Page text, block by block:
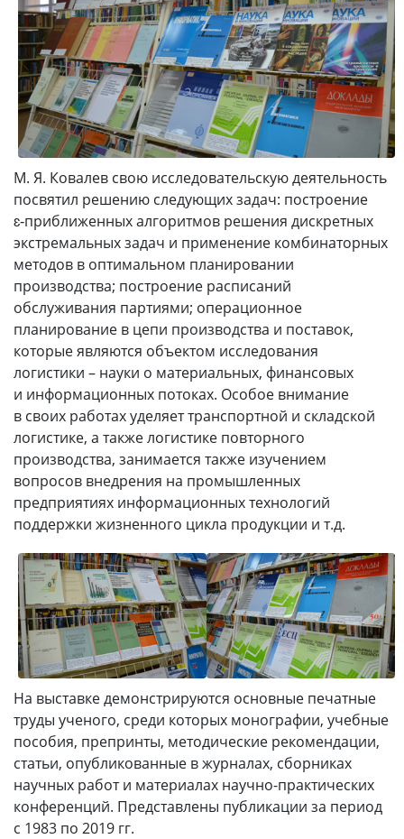
М. Я. Ковалев свою исследовательскую деятельность
посвятил решению следующих задач: построение
ɛ‑приближенных алгоритмов решения дискретных
экстремальных задач и применение комбинаторных
методов в оптимальном планировании
производства; построение расписаний
обслуживания партиями; операционное
планирование в цепи производства и поставок,
которые являются объектом исследования
логистики – науки о материальных, финансовых
и информационных потоках. Особое внимание
в своих работах уделяет транспортной и складской
логистике, а также логистике повторного
производства, занимается также изучением
вопросов внедрения на промышленных
предприятиях информационных технологий
поддержки жизненного цикла продукции и т.д.
На выставке демонстрируются основные печатные
труды ученого, среди которых монографии, учебные
пособия, препринты, методические рекомендации,
статьи, опубликованные в журналах, сборниках
научных работ и материалах научно-практических
конференций. Представлены публикации за период
с 1983 по 2019 гг.